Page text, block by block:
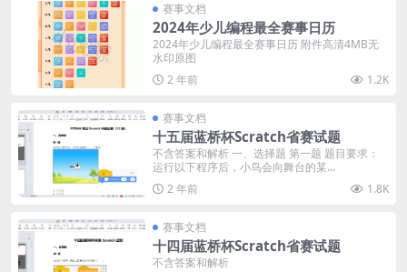
赛事文档
2024年少儿编程最全赛事日历
2024年少儿编程最全赛事日历 附件高清4MB无
水印原图
2 年前
1.2K
赛事文档
十五届蓝桥杯Scratch省赛试题
不含答案和解析 一、选择题 第一题 题目要求：
运行以下程序后，小鸟会向舞台的某...
2 年前
1.8K
赛事文档
十四届蓝桥杯Scratch省赛试题
不含答案和解析